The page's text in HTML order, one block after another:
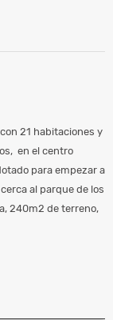
21 habitaciones y
en el centro
para empezar a
al parque de los
240m2 de terreno,